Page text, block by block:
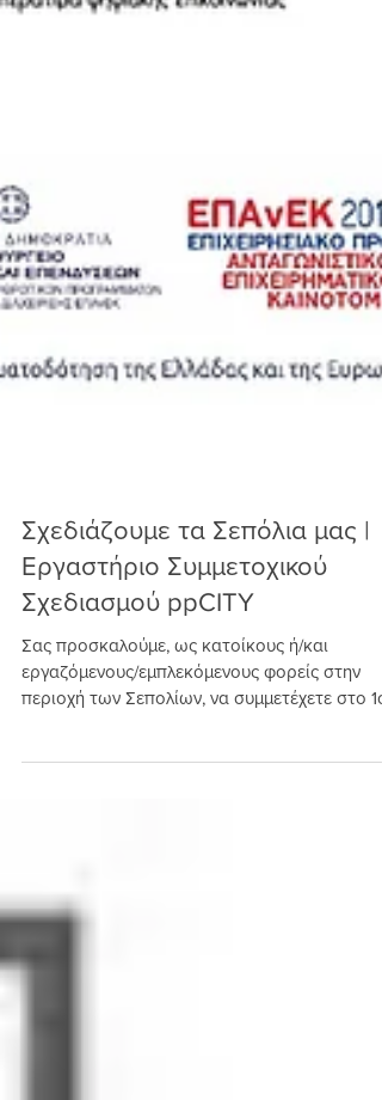
Σχεδιάζουμε τα Σεπόλια μας |
Εργαστήριο Συμμετοχικού
Σχεδιασμού ppCITY
Σας προσκαλούμε, ως κατοίκους ή/και
εργαζόμενους/εμπλεκόμενους φορείς στην